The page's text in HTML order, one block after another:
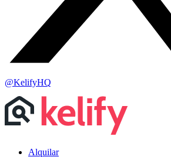
@KelifyHQ
Alquilar